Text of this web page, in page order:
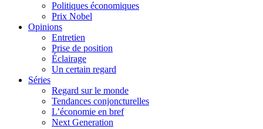
Politiques économiques
Prix Nobel
Opinions
Entretien
Prise de position
Éclairage
Un certain regard
Séries
Regard sur le monde
Tendances conjoncturelles
L’économie en bref
Next Generation